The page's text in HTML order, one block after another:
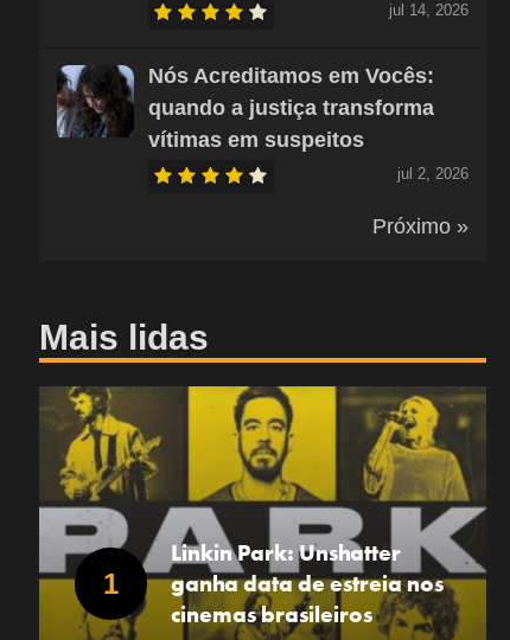
jul 14, 2026
Nós Acreditamos em Vocês:
quando a justiça transforma
vítimas em suspeitos
jul 2, 2026
Próximo »
Mais lidas
Linkin Park: Unshatter
ganha data de estreia nos
cinemas brasileiros